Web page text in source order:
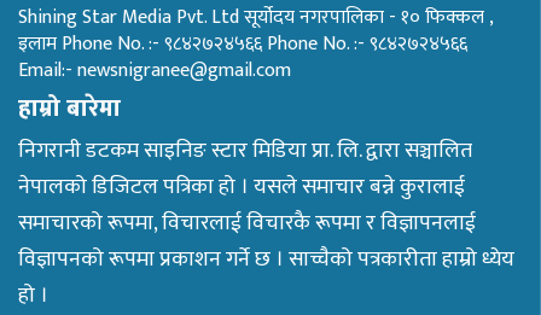
Shining Star Media Pvt. Ltd सूर्योदय नगरपालिका - १० फिक्कल ,
इलाम Phone No. :- ९८४२७२४५६६ Phone No. :- ९८४२७२४५६६
Email:- newsnigranee@gmail.com
हाम्रो बारेमा
निगरानी डटकम साइनिङ स्टार मिडिया प्रा. लि. द्वारा सञ्चालित
नेपालको डिजिटल पत्रिका हो । यसले समाचार बन्ने कुरालाई
समाचारको रूपमा, विचारलाई विचारकै रूपमा र विज्ञापनलाई
विज्ञापनको रूपमा प्रकाशन गर्ने छ । साच्चैको पत्रकारीता हाम्रो ध्येय
हो ।